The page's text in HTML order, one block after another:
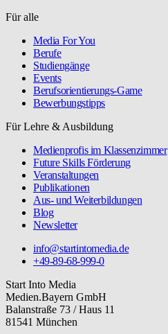
Für alle
Media For You
Berufe
Studiengänge
Events
Berufsorientierungs-Game
Bewerbungstipps
Für Lehre & Ausbildung
Medienprofis im Klassenzimmer
Future Skills Förderung
Veranstaltungen
Publikationen
Aus- und Weiterbildungen
Blog
Newsletter
info@startintomedia.de
+49-89-68-999-0
Start Into Media
Medien.Bayern GmbH
Balanstraße 73 / Haus 11
81541 München